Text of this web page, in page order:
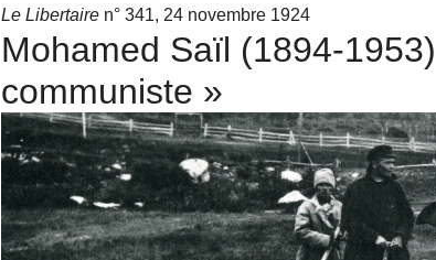
Le Libertaire n° 341, 24 novembre 1924
Mohamed Saïl (1894-
communiste »